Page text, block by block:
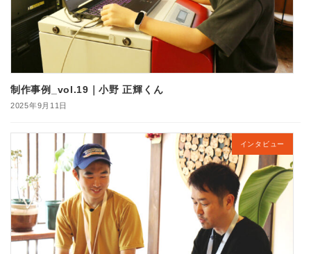
制作事例_vol.19｜小野 正輝くん
2025年9月11日
インタビュー